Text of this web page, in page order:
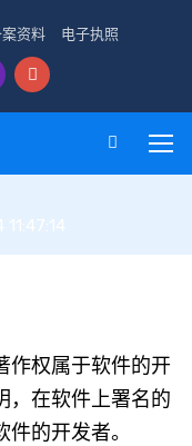
资料 电子执照
权属于软件的开
，在软件上署名的
的开发者。